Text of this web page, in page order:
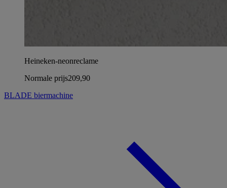
Heineken-neonreclame
Normale prijs209,90
BLADE biermachine